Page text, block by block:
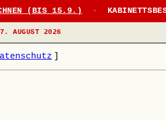
(BIS 15.9.) ·
7. AUGUST 2026